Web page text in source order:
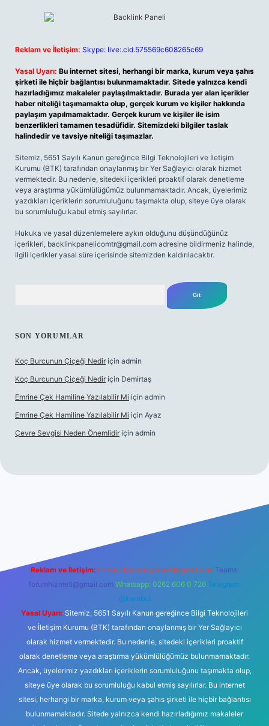
Reklam ve İletişim: Skype: live:.cid.575569c608265c69
Yasal Uyarı: Bu internet sitesi, herhangi bir marka, kurum veya şahıs
şirketi ile hiçbir bağlantısı bulunmamaktadır. Sitede yalnızca kendi
hazırladığımız makaleler paylaşılmaktadır. Burada yer alan içerikler
haber niteliği taşımamakta olup, gerçek kurum ve kişiler hakkında
paylaşım yapılmamaktadır. Gerçek kurum ve kişiler ile isim
benzerlikleri tamamen tesadüfidir. Sitemizdeki bilgiler taslak
halindedir ve tavsiye niteliği taşımazlar.
Sitemiz, 5651 Sayılı Kanun gereğince Bilgi Teknolojileri ve İletişim
Kurumu (BTK) tarafından onaylanmış bir Yer Sağlayıcı olarak hizmet
vermektedir. Bu nedenle, sitedeki içerikleri proaktif olarak denetleme
veya araştırma yükümlülüğümüz bulunmamaktadır. Ancak, üyelerimiz
yazdıkları içeriklerin sorumluluğunu taşımakta olup, siteye üye olarak
bu sorumluluğu kabul etmiş sayılırlar.
Hukuka ve yasal düzenlemelere aykırı olduğunu düşündüğünüz
içerikleri, backlinkpanelicomtr@gmail.com adresine bildirmeniz halinde,
ilgili içerikler yasal süre içerisinde sitemizden kaldırılacaktır.
SON YORUMLAR
Koç Burcunun Çiçeği Nedir için admin
Koç Burcunun Çiçeği Nedir için Demirtaş
Emrine Çek Hamiline Yazılabilir Mi için admin
Emrine Çek Hamiline Yazılabilir Mi için Ayaz
Çevre Sevgisi Neden Önemlidir için admin
Reklam ve İletişim: E-mail: backlinkpaneli@gmail.com Teams:
forumhizmeti@gmail.com Whatsapp: 0262 606 0 726 Telegram:
@karabul
Yasal Uyarı: Sitemiz, 5651 Sayılı Kanun gereğince Bilgi Teknolojileri
ve İletişim Kurumu (BTK) tarafından onaylanmış bir Yer Sağlayıcı
olarak hizmet vermektedir. Bu nedenle, sitedeki içerikleri proaktif
olarak denetleme veya araştırma yükümlülüğümüz bulunmamaktadır.
Ancak, üyelerimiz yazdıkları içeriklerin sorumluluğunu taşımakta olup,
siteye üye olarak bu sorumluluğu kabul etmiş sayılırlar. Bu internet
sitesi, herhangi bir marka, kurum veya şahıs şirketi ile hiçbir bağlantısı
bulunmamaktadır. Sitede yalnızca kendi hazırladığımız makaleler